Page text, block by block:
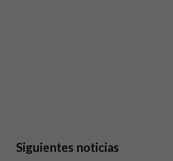
Siguientes noticias